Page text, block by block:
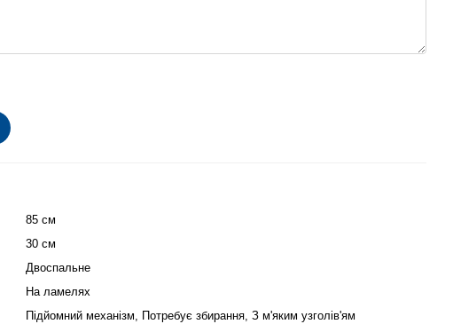
85 см
30 см
Двоспальне
На ламелях
Підйомний механізм, Потребує збирання, З м'яким узголів'ям